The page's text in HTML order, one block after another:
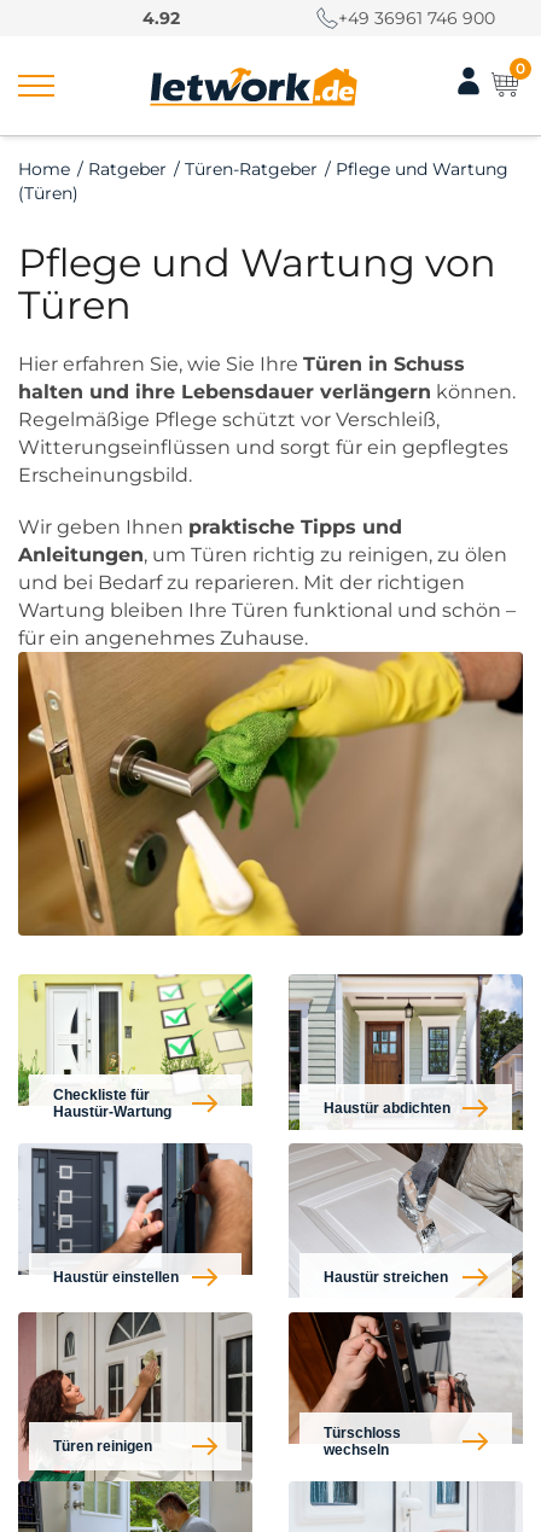
4.92 +49 36961 746 900
0
Home / Ratgeber / Türen-Ratgeber / Pflege und Wartung
(Türen)
Pflege und Wartung von
Türen
Hier erfahren Sie, wie Sie Ihre Türen in Schuss
halten und ihre Lebensdauer verlängern können.
Regelmäßige Pflege schützt vor Verschleiß,
Witterungseinflüssen und sorgt für ein gepflegtes
Erscheinungsbild.
Wir geben Ihnen praktische Tipps und
Anleitungen, um Türen richtig zu reinigen, zu ölen
und bei Bedarf zu reparieren. Mit der richtigen
Wartung bleiben Ihre Türen funktional und schön –
für ein angenehmes Zuhause.
Checkliste für
Haustür-Wartung
Haustür abdichten
Haustür einstellen Haustür streichen
Türen reinigen
Türschloss
wechseln